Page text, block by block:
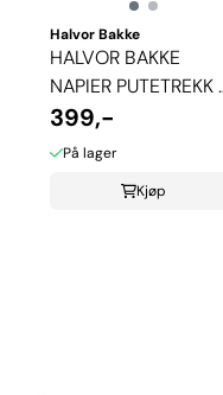
Halvor Bakke
HALVOR BAKKE
NAPIER PUTETREKK
PURE CASHMERE
399,-
På lager
Kjøp